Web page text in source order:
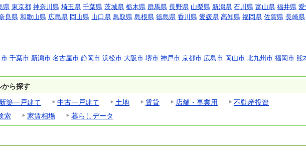
県 東京都 神奈川県 埼玉県 千葉県 茨城県 栃木県 群馬県 長野県 山梨県 新潟県 石川県 富山県 福井県
良県 和歌山県 広島県 岡山県 山口県 鳥取県 島根県 徳島県 香川県 愛媛県 高知県 福岡県 佐賀県 長崎県
千葉市 新潟市 名古屋市 静岡市 浜松市 大阪市 堺市 神戸市 京都市 広島市 岡山市 北九州市 福岡市 熊
から探す
新築一戸建て 中古一戸建て 土地 賃貸 店舗・事業用
不動産投資
索 家賃相場 暮らしデータ